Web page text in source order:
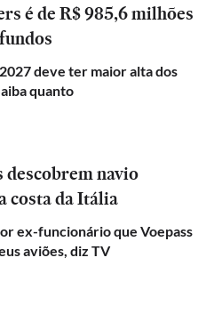
é de R$ 985,6 milhões
deve ter maior alta dos
quanto
navio
costa da Itália
ex-funcionário que Voepass
aviões, diz TV